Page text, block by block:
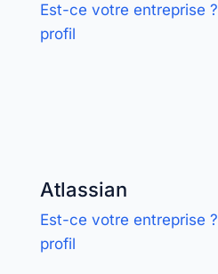
Est-ce votre entreprise
profil
Atlassian
Est-ce votre entreprise
profil